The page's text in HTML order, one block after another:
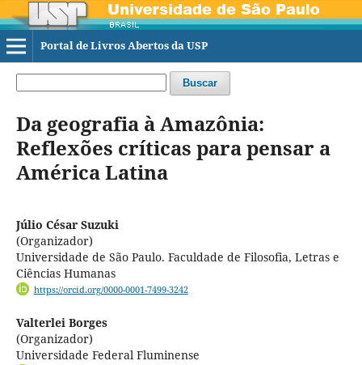
Portal de Livros Abertos da USP
Buscar
Da geografia à Amazônia:
Reflexões críticas para pensar a
América Latina
Júlio César Suzuki
(Organizador)
Universidade de São Paulo. Faculdade de Filosofia, Letras e
Ciências Humanas
https://orcid.org/0000-0001-7499-3242
Valterlei Borges
(Organizador)
Universidade Federal Fluminense